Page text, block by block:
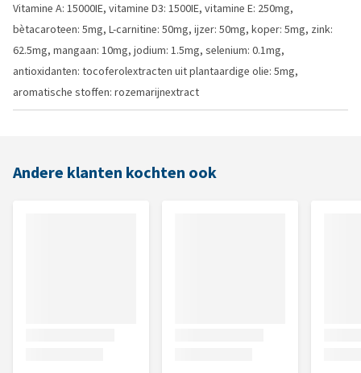
Vitamine A: 15000IE, vitamine D3: 1500IE, vitamine E: 250mg,
bètacaroteen: 5mg, L-carnitine: 50mg, ijzer: 50mg, koper: 5mg, zink:
62.5mg, mangaan: 10mg, jodium: 1.5mg, selenium: 0.1mg,
antioxidanten: tocoferolextracten uit plantaardige olie: 5mg,
aromatische stoffen: rozemarijnextract
Andere klanten kochten ook